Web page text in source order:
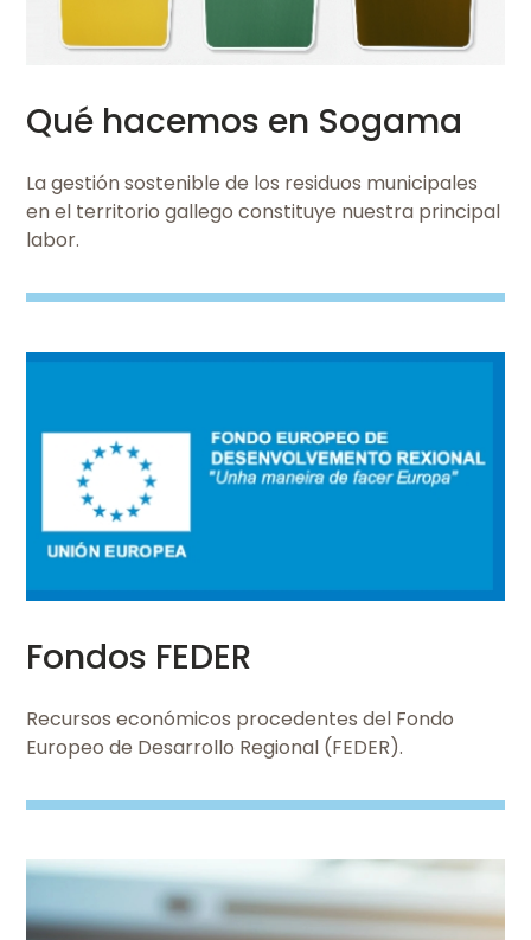
Qué hacemos en Sogama
La gestión sostenible de los residuos municipales
en el territorio gallego constituye nuestra principal
labor.
Fondos FEDER
Recursos económicos procedentes del Fondo
Europeo de Desarrollo Regional (FEDER).
Imaxe